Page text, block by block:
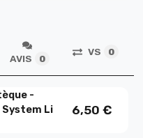
AVIS 0
VS 0
-
System Li
6,50 €